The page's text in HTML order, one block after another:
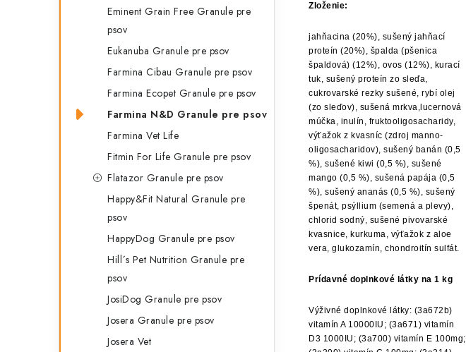
Eminent Grain Free Granule pre
psov
Eukanuba Granule pre psov
Farmina Cibau Granule pre psov
Farmina Ecopet Granule pre psov
Farmina N&D Granule pre psov
Farmina Vet Life
Fitmin For Life Granule pre psov
Flatazor Granule pre psov
Happy&Fit Natural Granule pre
psov
HappyDog Granule pre psov
Hill´s Pet Nutrition Granule pre
psov
JosiDog Granule pre psov
Josera Granule pre psov
Josera Vet
Zloženie:
jahňacina (20%), sušený jahňací
proteín (20%), špalda (pšenica
špaldová) (12%), ovos (12%), kurací
tuk, sušený proteín zo sleďa,
cukrovarské rezky sušené, rybí olej
(zo sleďov), sušená mrkva,lucernová
múčka, inulín, fruktooligosacharidy,
výťažok z kvasníc (zdroj manno-
oligosacharidov), sušený banán (0,5
%), sušené kiwi (0,5 %), sušené
mango (0,5 %), sušená papája (0,5
%), sušený ananás (0,5 %), sušený
špenát, psýllium (semená a plevy),
chlorid sodný, sušené pivovarské
kvasnice, kurkuma, výťažok z aloe
vera, glukozamín, chondroitín sulfát.
Prídavné doplnkové látky na 1 kg
Výživné doplnkové látky: (3a672b)
vitamín A 10000IU; (3a671) vitamín
D3 1000IU; (3a700) vitamín E 100mg;